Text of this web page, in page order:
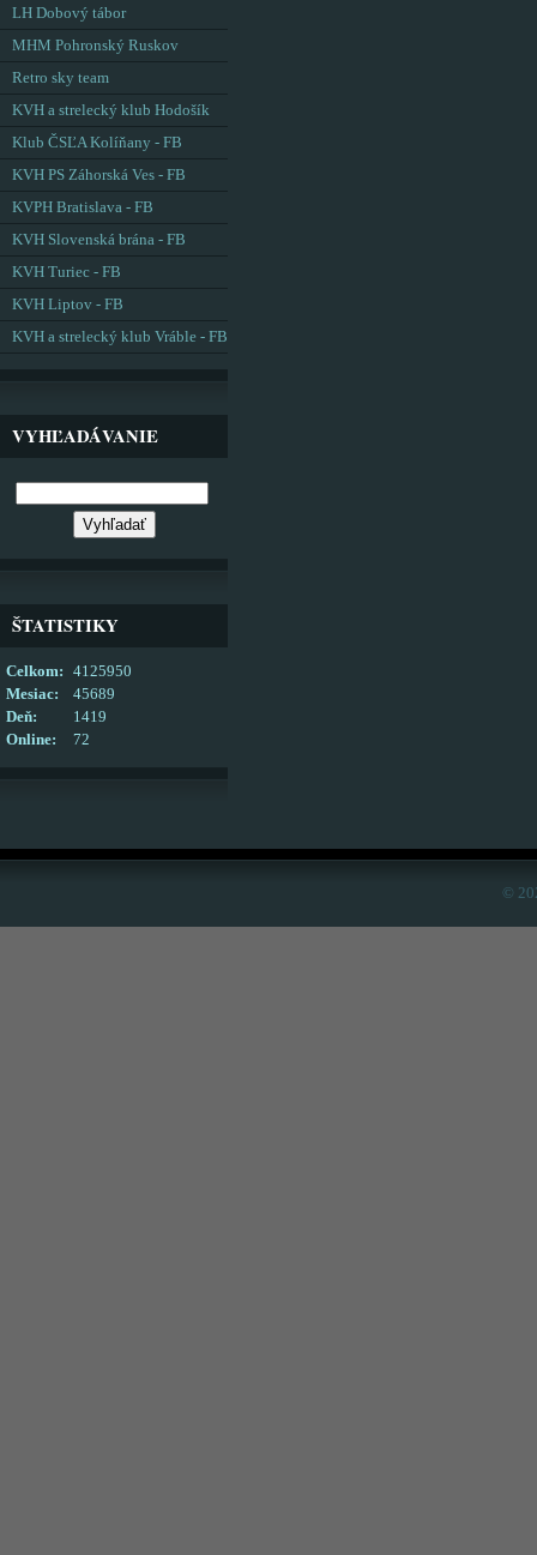
LH Dobový tábor
MHM Pohronský Ruskov
Retro sky team
KVH a strelecký klub Hodošík
Klub ČSĽA Kolíňany - FB
KVH PS Záhorská Ves - FB
KVPH Bratislava - FB
KVH Slovenská brána - FB
KVH Turiec - FB
KVH Liptov - FB
KVH a strelecký klub Vráble - FB
VYHĽADÁVANIE
ŠTATISTIKY
Online: 72
Celkom:
4125950
Mesiac:
45689
Deň:
1419
©